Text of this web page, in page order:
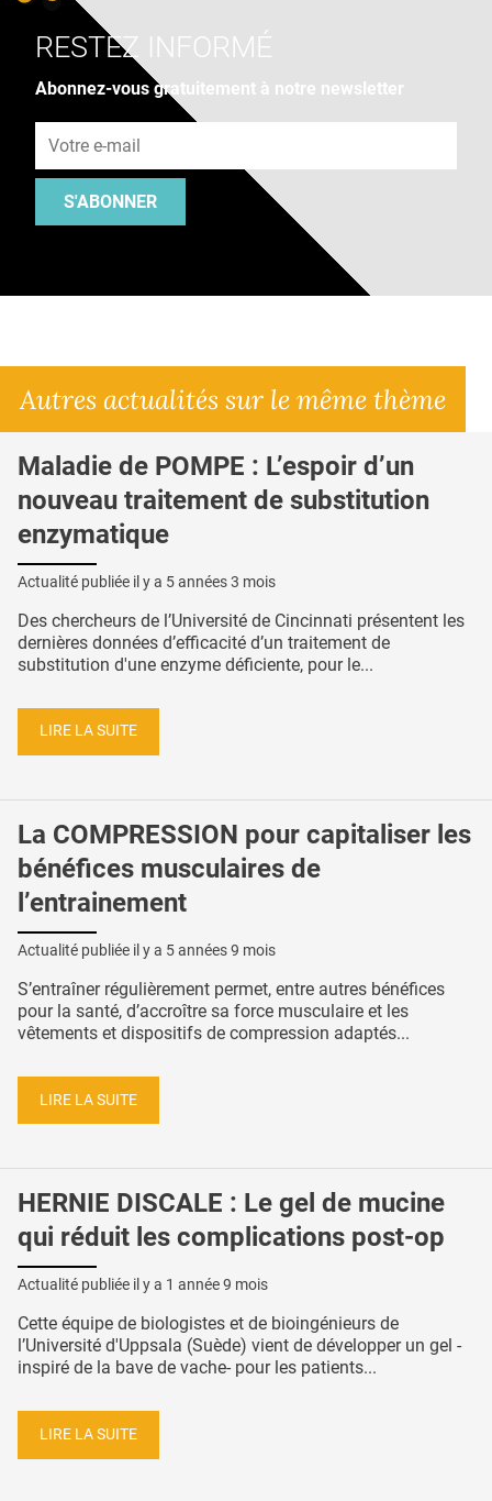
RESTEZ INFORMÉ
Abonnez-vous gratuitement à notre newsletter
S'ABONNER
Autres actualités sur le même thème
Maladie de POMPE : L’espoir d’un
nouveau traitement de substitution
enzymatique
Actualité publiée il y a 5 années 3 mois
Des chercheurs de l’Université de Cincinnati présentent les
dernières données d’efficacité d’un traitement de
substitution d'une enzyme déficiente, pour le...
LIRE LA SUITE
La COMPRESSION pour capitaliser les
bénéfices musculaires de
l’entrainement
Actualité publiée il y a 5 années 9 mois
S’entraîner régulièrement permet, entre autres bénéfices
pour la santé, d’accroître sa force musculaire et les
vêtements et dispositifs de compression adaptés...
LIRE LA SUITE
HERNIE DISCALE : Le gel de mucine
qui réduit les complications post-op
Actualité publiée il y a 1 année 9 mois
Cette équipe de biologistes et de bioingénieurs de
l’Université d'Uppsala (Suède) vient de développer un gel -
inspiré de la bave de vache- pour les patients...
LIRE LA SUITE